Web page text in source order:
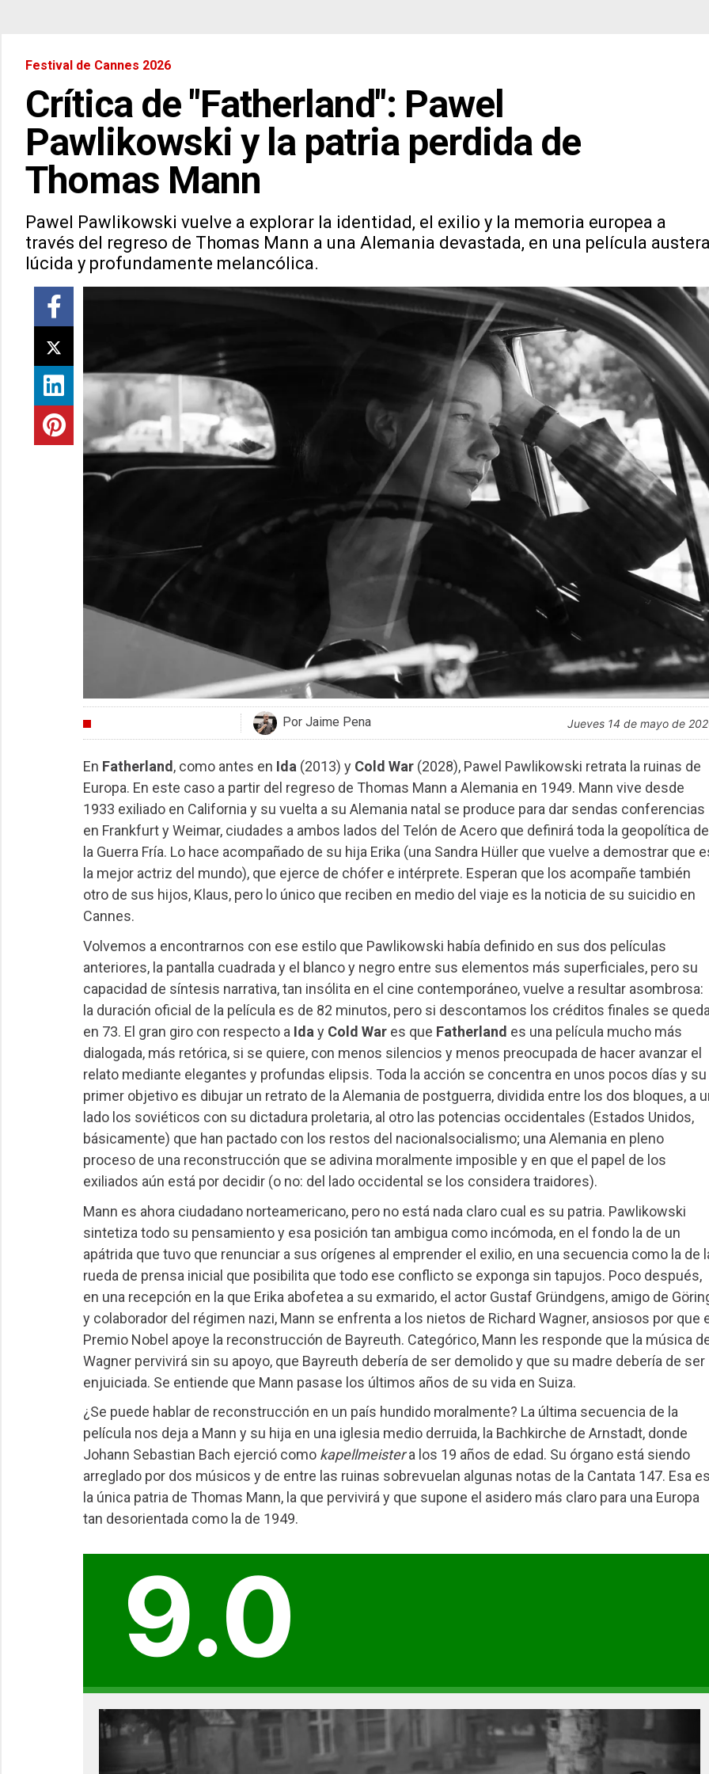
Festival de Cannes 2026
Crítica de "Fatherland": Pawel
Pawlikowski y la patria perdida de
Thomas Mann
Pawel Pawlikowski vuelve a explorar la identidad, el exilio y la memoria europea a
través del regreso de Thomas Mann a una Alemania devastada, en una película
lúcida y profundamente melancólica.
Por Jaime Pena jueves 14 de mayo de
En Fatherland , como antes en Ida (2013) y Cold War(2028), Pawel Pawlikowski retrata la ruinas de
Europa. En este caso a partir del regreso de Thomas Mann a Alemania en 1949. Mann vive desde
1933 exiliado en California y su vuelta a su Alemania natal se produce para dar sendas conferencias
en Frankfurt y Weimar, ciudades a ambos lados del Telón de Acero que definirá toda la geopolítica de
la Guerra Fría. Lo hace acompañado de su hija Erika (una Sandra Hüller que vuelve a demostrar que
la mejor actriz del mundo), que ejerce de chófer e intérprete. Esperan que los acompañe también
otro de sus hijos, Klaus, pero lo único que reciben en medio del viaje es la noticia de su suicidio en
Cannes.
Volvemos a encontrarnos con ese estilo que Pawlikowski había definido en sus dos películas
anteriores, la pantalla cuadrada y el blanco y negro entre sus elementos más superficiales, pero su
capacidad de síntesis narrativa, tan insólita en el cine contemporáneo, vuelve a resultar asombrosa:
la duración oficial de la película es de 82 minutos, pero si descontamos los créditos finales se queda
en 73. El gran giro con respecto a Ida y Cold Wares que Fatherland es una película mucho más
dialogada, más retórica, si se quiere, con menos silencios y menos preocupada de hacer avanzar el
relato mediante elegantes y profundas elipsis. Toda la acción se concentra en unos pocos días y su
primer objetivo es dibujar un retrato de la Alemania de postguerra, dividida entre los dos bloques, a
lado los soviéticos con su dictadura proletaria, al otro las potencias occidentales (Estados Unidos,
básicamente) que han pactado con los restos del nacionalsocialismo; una Alemania en pleno
proceso de una reconstrucción que se adivina moralmente imposible y en que el papel de los
exiliados aún está por decidir (o no: del lado occidental se los considera traidores).
Mann es ahora ciudadano norteamericano, pero no está nada claro cual es su patria. Pawlikowski
sintetiza todo su pensamiento y esa posición tan ambigua como incómoda, en el fondo la de un
apátrida que tuvo que renunciar a sus orígenes al emprender el exilio, en una secuencia como la de
rueda de prensa inicial que posibilita que todo ese conflicto se exponga sin tapujos. Poco después,
en una recepción en la que Erika abofetea a su exmarido, el actor Gustaf Gründgens, amigo de
y colaborador del régimen nazi, Mann se enfrenta a los nietos de Richard Wagner, ansiosos por que
Premio Nobel apoye la reconstrucción de Bayreuth. Categórico, Mann les responde que la música
Wagner pervivirá sin su apoyo, que Bayreuth debería de ser demolido y que su madre debería de ser
enjuiciada. Se entiende que Mann pasase los últimos años de su vida en Suiza.
¿Se puede hablar de reconstrucción en un país hundido moralmente? La última secuencia de la
película nos deja a Mann y su hija en una iglesia medio derruida, la Bachkirche de Arnstadt, donde
Johann Sebastian Bach ejerció como kapellmeistera los 19 años de edad. Su órgano está siendo
arreglado por dos músicos y de entre las ruinas sobrevuelan algunas notas de la Cantata 147. Esa es
la única patria de Thomas Mann, la que pervivirá y que supone el asidero más claro para una Europa
tan desorientada como la de 1949.
9.0